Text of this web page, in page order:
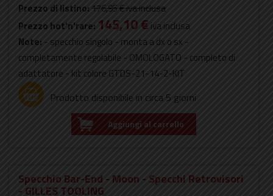
Prezzo di listino:176,95 €iva inclusa
Prezzo hot'n'rare: 145,10 € iva inclusa
Note: - specchio singolo - monta a dx o sx -
completamente regolabile - OMOLOGATO - completo di
adattatore - kit colore GTDS-21-14-2-KIT
Prodotto disponibile in circa 5 giorni
Aggiungi al carrello
Specchio Bar-End - Moon - Specchi Retrovisori
- GILLES TOOLING